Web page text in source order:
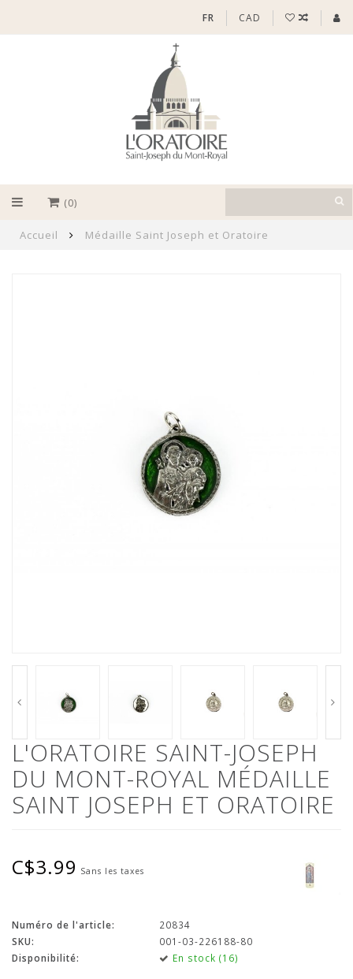
FR CAD
(0)
Accueil Médaille Saint Joseph et Oratoire
L'ORATOIRE SAINT-JOSEPH
DU MONT-ROYAL MÉDAILLE
SAINT JOSEPH ET ORATOIRE
C$3.99 Sans les taxes
Numéro de l'article:
20834
SKU:
001-03-226188-80
Disponibilité:
En stock (16)